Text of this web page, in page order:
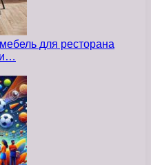
для ресторана
и…